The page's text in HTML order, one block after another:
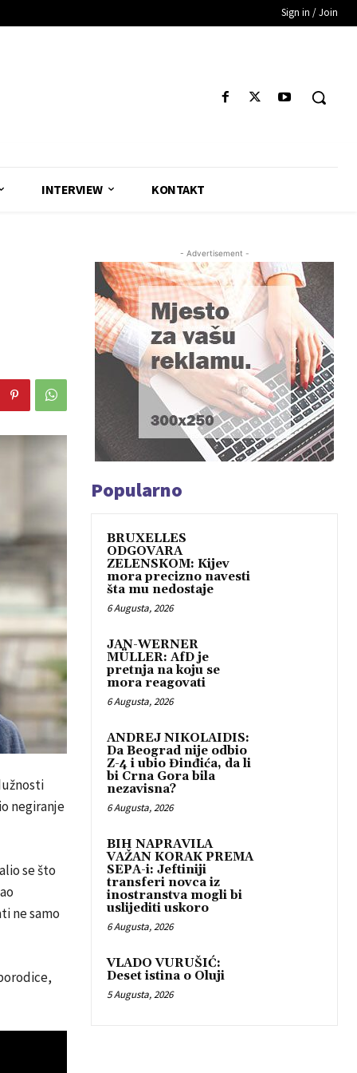
Sign in / Join
INTERVIEW KONTAKT
negiranje
se što
ne samo
- Advertisement -
Popularno
BRUXELLES
ODGOVARA
ZELENSKOM: Kijev
mora precizno navesti
šta mu nedostaje
6 Augusta, 2026
JAN-WERNER
MÜLLER: AfD je
pretnja na koju se
mora reagovati
6 Augusta, 2026
ANDREJ NIKOLAIDIS:
Da Beograd nije odbio
Z-4 i ubio Đinđića, da li
bi Crna Gora bila
nezavisna?
6 Augusta, 2026
BIH NAPRAVILA
VAŽAN KORAK PREMA
SEPA-i: Jeftiniji
transferi novca iz
inostranstva mogli bi
uslijediti uskoro
6 Augusta, 2026
VLADO VURUŠIĆ:
Deset istina o Oluji
5 Augusta, 2026